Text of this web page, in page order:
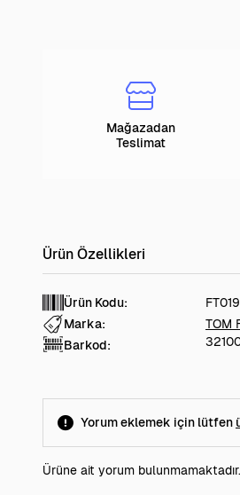
Mağazadan
Teslimat
Ürün Kodu:
Marka:
TOM
Barkod:
Yorum eklemek için lütfen
Ürüne ait yorum bulunmamaktadır.